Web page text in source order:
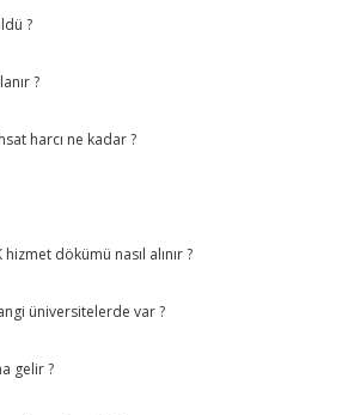
?
?
harcı ne kadar ?
dökümü nasıl alınır ?
üniversitelerde var ?
gelir ?